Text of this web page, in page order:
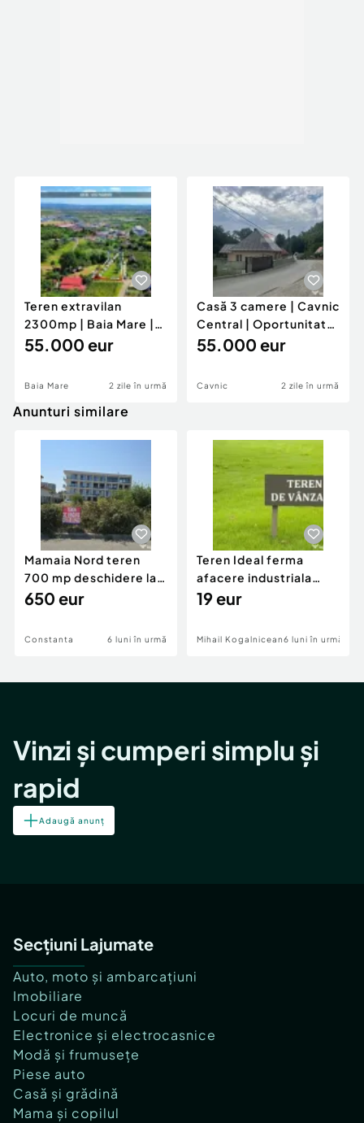
Teren extravilan
2300mp | Baia Mare |
Valea Borcutului
55.000 eur
Baia Mare 2 zile în urmă
Casă 3 camere | Cavnic
Central | Oportunitate
de investi...
55.000 eur
Cavnic 2 zile în urmă
Anunturi similare
Mamaia Nord teren
700 mp deschidere la
D24 si D25
650 eur
Constanta 6 luni în urmă
Teren Ideal ferma
afacere industriala
deschidere 71 ml la
19 eur
Mihail Kogalniceanu6 luni în urmă
Vinzi și cumperi simplu și
rapid
Adaugă anunț
Secțiuni Lajumate
Auto, moto și ambarcațiuni
Imobiliare
Locuri de muncă
Electronice și electrocasnice
Modă și frumusețe
Piese auto
Casă și grădină
Mama și copilul